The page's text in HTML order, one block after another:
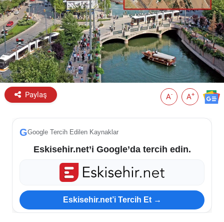
Paylaş A- A+
GGoogle Tercih Edilen Kaynaklar
Eskisehir.net’i Google’da tercih edin.
Eskisehir.net’i Tercih Et →
Eskişehir Hava Durumu
Eskişehir Tramvay Saatleri
Eskişehir Otobüs Saatleri